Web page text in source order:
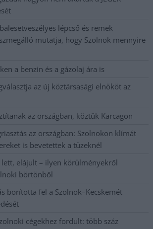
lépcső és remek
mutatja, hogy Szolnok mennyire
a benzin és a gázolaj ára is
az új köztársasági elnököt az
az országban, köztük Karcagon
az országban: Szolnokon klímát
is bevetettek a tüzeknél
lett, elájult – ilyen körülményekről
börtönből
borította fel a Szolnok–Kecskemét
cégekhez fordult: több száz